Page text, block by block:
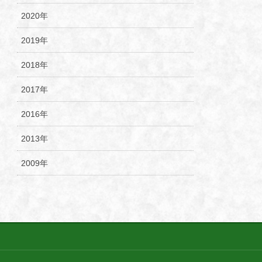
2020年
2019年
2018年
2017年
2016年
2013年
2009年